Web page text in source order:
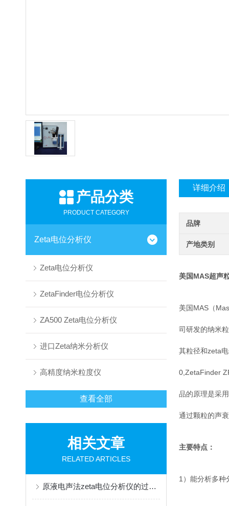
产品分类
PRODUCT CATEGORY
Zeta电位分析仪
Zeta电位分析仪
ZetaFinder电位分析仪
ZA500 Zeta电位分析仪
进口Zeta纳米分析仪
高精度纳米粒度仪
查看全部
相关文章
RELATED ARTICLES
原液电声法zeta电位分析仪的过滤注意事项
详细介绍
品牌
产地类别
美国MAS超声
美国MAS（
司研发的纳米
其粒径和zeta
0,ZetaFinder
品的原理是采
通过颗粒的声
主要特点：
1）能分析多种